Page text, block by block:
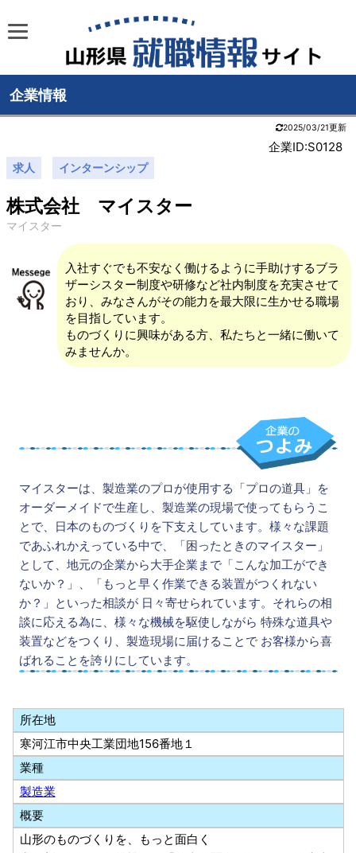
企業情報
2025/03/21更新
企業ID:S0128
求人 インターンシップ
株式会社 マイスター
マイスター
入社すぐでも不安なく働けるように手助けするブラ
ザーシスター制度や研修など社内制度を充実させて
おり、みなさんがその能力を最大限に生かせる職場
を目指しています。
ものづくりに興味がある方、私たちと一緒に働いて
みませんか。
マイスターは、製造業のプロが使用する「プロの道具」を
オーダーメイドで生産し、製造業の現場で使ってもらうこ
とで、日本のものづくりを下支えしています。様々な課題
であふれかえっている中で、「困ったときのマイスター」
として、地元の企業から大手企業まで「こんな加工ができ
ないか？」、「もっと早く作業できる装置がつくれない
か？」といった相談が 日々寄せられています。それらの相
談に応える為に、様々な機械を駆使しながら 特殊な道具や
装置などをつくり、製造現場に届けることで お客様から喜
ばれることを誇りにしています。
所在地
寒河江市中央工業団地156番地１
業種
製造業
概要
山形のものづくりを、もっと面白く